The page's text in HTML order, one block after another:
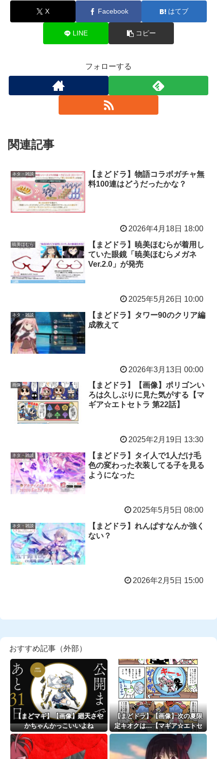
X Facebook はてブ
LINE コピー
フォローする
関連記事
ネタ・雑談
【まどドラ】物語コラボガチャ無
料100連はどうだったかな？
2026年4月18日 18:00
暁美ほむら
【まどドラ】暁美ほむらが着用し
ていた眼鏡「暁美ほむらメガネ
Ver.2.0」が発売
2025年5月26日 10:00
ネタ・雑談
【まどドラ】タワー90のクリア編
成教えて
2026年3月13日 00:00
画像
【まどドラ】【画像】ポリゴンい
ろは久しぶりに見た気がする【マ
ギア☆エトセトラ 第22話】
2025年2月19日 13:30
ネタ・雑談
【まどドラ】タイ人で1人だけ毛
色の変わった衣装してる子を見る
ようになった
2025年5月5日 08:00
ネタ・雑談
【まどドラ】れんぱすなんか強く
ない？
2026年2月5日 15:00
おすすめ記事（外部）
【まどマギ】【画像】廻天さや
かちゃんかっこいいよね
【まどドラ】【画像】次の夏限
定キオクは…【マギア☆エトセ
トラ 第92話】